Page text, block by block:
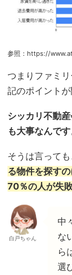
参照：https://
つまりファミ
記のポイント
シッカリ不動
も大事なんです
そうは言っても
る物件を探す
70％の人が失
白戸ちゃん
中
な
ら
選